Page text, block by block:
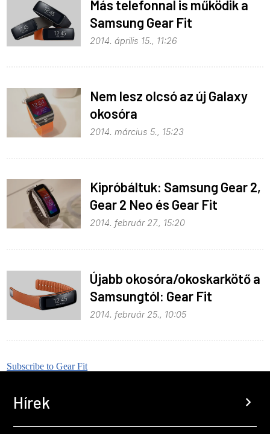
Más telefonnal is működik a
Samsung Gear Fit
2014. április 15., 11:26
Nem lesz olcsó az új Galaxy
okosóra
2014. március 5., 15:23
Kipróbáltuk: Samsung Gear 2,
Gear 2 Neo és Gear Fit
2014. február 27., 15:20
Újabb okosóra/okoskarkötő a
Samsungtól: Gear Fit
2014. február 25., 10:05
Subscribe to Gear Fit
Hírek chevron_right